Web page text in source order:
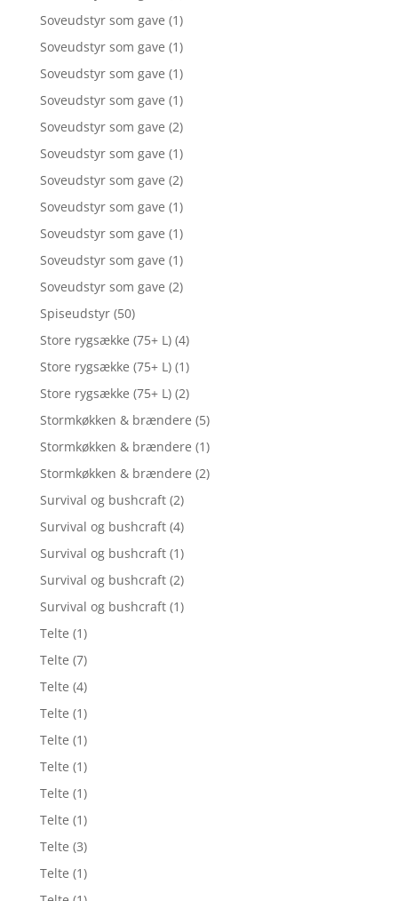
Soveudstyr som gave (1)
Soveudstyr som gave (1)
Soveudstyr som gave (1)
Soveudstyr som gave (1)
Soveudstyr som gave (2)
Soveudstyr som gave (1)
Soveudstyr som gave (2)
Soveudstyr som gave (1)
Soveudstyr som gave (1)
Soveudstyr som gave (1)
Soveudstyr som gave (2)
Spiseudstyr (50)
Store rygsække (75+ L) (4)
Store rygsække (75+ L) (1)
Store rygsække (75+ L) (2)
Stormkøkken & brændere (5)
Stormkøkken & brændere (1)
Stormkøkken & brændere (2)
Survival og bushcraft (2)
Survival og bushcraft (4)
Survival og bushcraft (1)
Survival og bushcraft (2)
Survival og bushcraft (1)
Telte (1)
Telte (7)
Telte (4)
Telte (1)
Telte (1)
Telte (1)
Telte (1)
Telte (1)
Telte (3)
Telte (1)